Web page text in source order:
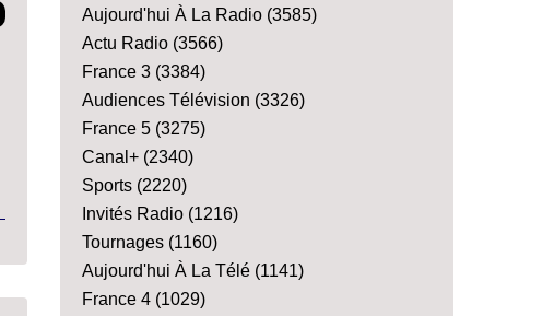
Aujourd'hui À La Radio (3585)
Actu Radio (3566)
France 3 (3384)
Audiences Télévision (3326)
France 5 (3275)
Canal+ (2340)
Sports (2220)
Invités Radio (1216)
Tournages (1160)
Aujourd'hui À La Télé (1141)
France 4 (1029)